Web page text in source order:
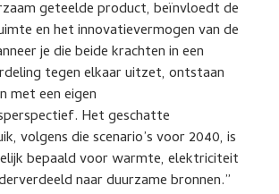
geteelde product, beïnvloedt de
en het innovatievermogen van de
je die beide krachten in een
tegen elkaar uitzet, ontstaan
met een eigen
Het geschatte
volgens die scenario’s voor 2040, is
bepaald voor warmte, elektriciteit
naar duurzame bronnen.”